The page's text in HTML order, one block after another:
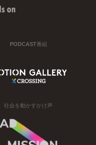
on
PODCAST番組
社会を動かすかけ声